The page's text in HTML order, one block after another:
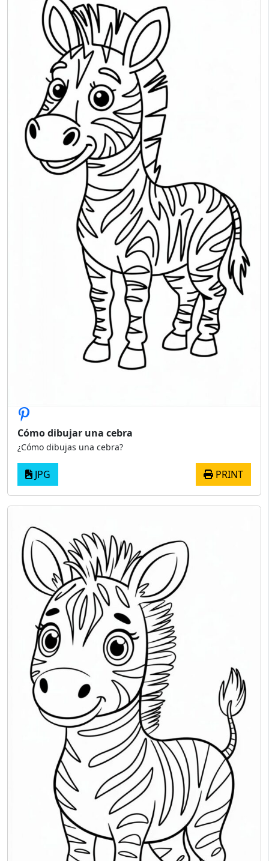
Cómo dibujar una cebra
¿Cómo dibujas una cebra?
JPG PRINT